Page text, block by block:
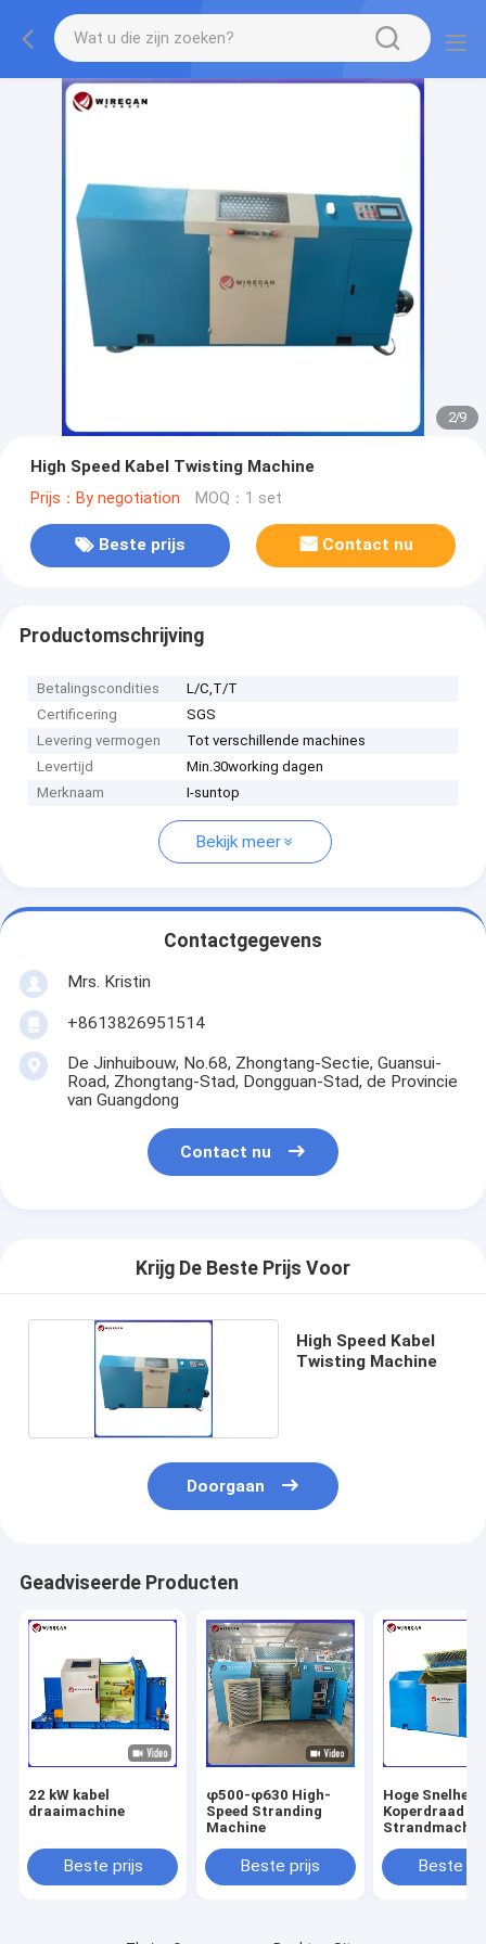
2/9
High Speed Kabel Twisting Machine
Prijs：By negotiation MOQ：1 set
Beste prijs Contact nu
Productomschrijving
Betalingscondities
L/C,T/T
Certificering
SGS
Levering vermogen
Tot verschillende machines
Levertijd
Min.30working dagen
Merknaam
I-suntop
Bekijk meer
Contactgegevens
Mrs. Kristin
+8613826951514
De Jinhuibouw, No.68, Zhongtang-Sectie, Guansui-
Road, Zhongtang-Stad, Dongguan-Stad, de Provincie
van Guangdong
Contact nu
Krijg De Beste Prijs Voor
High Speed Kabel
Twisting Machine
Doorgaan
Geadviseerde Producten
22 kW kabel
draaimachine
Beste prijs
φ500-φ630 High-
Speed Stranding
Machine
Beste prijs
Hoge Snelheid
Koperdraad
Beste